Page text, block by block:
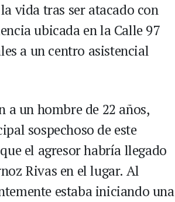
vida tras ser atacado con
ubicada en la Calle 97
a un centro asistencial
a un hombre de 22 años,
sospechoso de este
el agresor habría llegado
Rivas en el lugar. Al
estaba iniciando una